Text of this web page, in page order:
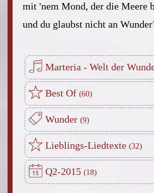
mit 'nem Mond, der die Meere
und du glaubst nicht an
Marteria - Welt der
Best Of
Wunder
Lieblings-Liedtexte
Q2-2015